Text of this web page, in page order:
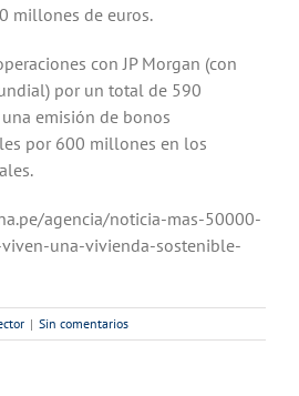
millones de euros.
con JP Morgan (con
por un total de 590
emisión de bonos
por 600 millones en los
agencia/noticia-mas-50000-
una-vivienda-sostenible-
| Sin comentarios